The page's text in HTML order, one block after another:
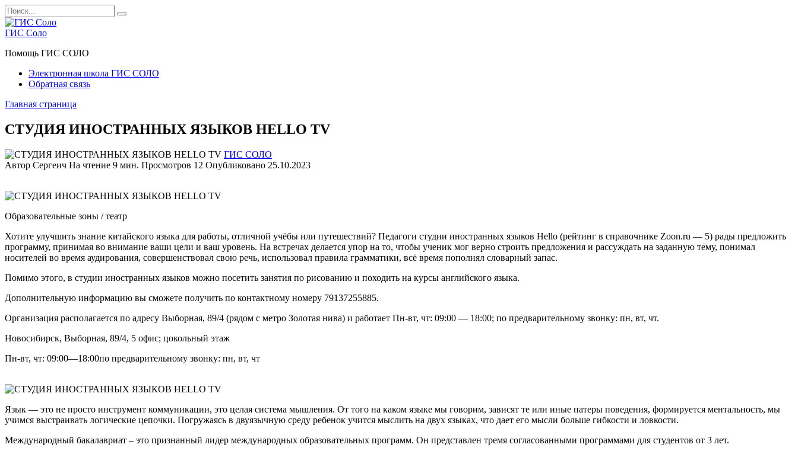
Перейти
к
содержанию
Search
for:
ГИС Соло
Помощь ГИС СОЛО
Электронная школа ГИС СОЛО
Обратная связь
Главная страница
СТУДИЯ ИНОСТРАННЫХ ЯЗЫКОВ HELLO TV
ГИС СОЛО
Автор Сергеич На чтение 9 мин. Просмотров 12 Опубликовано 25.10.2023
Образовательные зоны / театр
Хотите улучшить знание китайского языка для работы, отличной учёбы или путешествий? Педагоги студии иностранных языков Hello (рейтинг в справочнике Zoon.ru — 5) рады предложить
программу, принимая во внимание ваши цели и ваш уровень. На встречах делается упор на то, чтобы ученик мог верно строить предложения и рассуждать на заданную тему, понимал
носителей во время аудирования, совершенствовал свою речь, использовал правила грамматики, всё время пополнял словарный запас.
Помимо этого, в студии иностранных языков можно посетить занятия по рисованию и походить на курсы английского языка.
Дополнительную информацию вы сможете получить по контактному номеру 79137255885.
Организация располагается по адресу Выборная, 89/4 (рядом с метро Золотая нива) и работает Пн-вт, чт: 09:00 — 18:00; по предварительному звонку: пн, вт, чт.
Новосибирск, Выборная, 89/4, 5 офис; цокольный этаж
Пн-вт, чт: 09:00—18:00по предварительному звонку: пн, вт, чт
Язык — это не просто инструмент коммуникации, это целая система мышления. От того на каком языке мы говорим, зависят те или иные патеры поведения, формируется ментальность, мы
учимся выстраивать логические цепочки. Погружаясь в двуязычную среду ребенок учится мыслить на двух языках, что дает его мысли больше гибкости и ловкости.
Международный бакалавриат – это признанный лидер международных образовательных программ. Он представлен тремя согласованными программами для студентов от 3 лет.